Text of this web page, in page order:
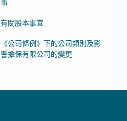
事
有關股本事宜
《公司條例》下的公司類別及影
響擔保有限公司的變更